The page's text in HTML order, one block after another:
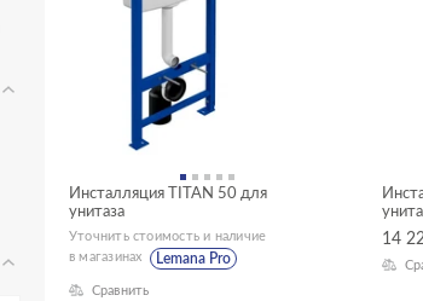
Инсталляция TITAN 50 для
унитаза
Уточнить стоимость и наличие
в магазинах
Lemana Pro
Сравнить
14